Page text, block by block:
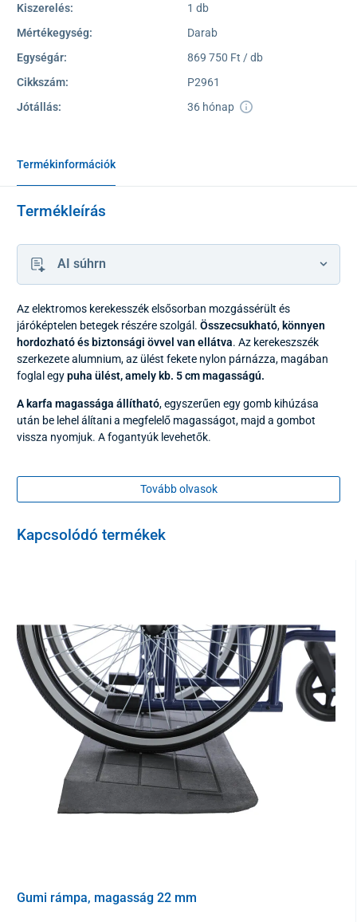
Kiszerelés:
1 db
Mértékegység:
Darab
Egységár:
869 750 Ft / db
Cikkszám:
P2961
Jótállás:
36 hónap
Termékinformációk
Termékleírás
AI súhrn
Az elektromos kerekesszék elsősorban mozgássérült és
járóképtelen betegek részére szolgál. Összecsukható, könnyen
hordozható és biztonsági övvel van ellátva. Az kerekeszszék
szerkezete alumnium, az ülést fekete nylon párnázza, magában
foglal egypuha ülést, amely kb. 5 cm magasságú.
A karfa magassága állítható, egyszerűen egy gomb kihúzása
után be lehel álítani a megfelelő magasságot, majd a gombot
vissza nyomjuk. A fogantyúk levehetők.
A sarok mögött biztonsági szalag van
, amely megakadályozza a
lábak leesését a kerekesszék alá.
A vezérlésre ajoystick
szolgál, ennek használatával lehet
határozni a hajtásirányát és sebességét
Tovább olvasok
Kapcsolódó termékek
Gumi rámpa, magasság 22 mm